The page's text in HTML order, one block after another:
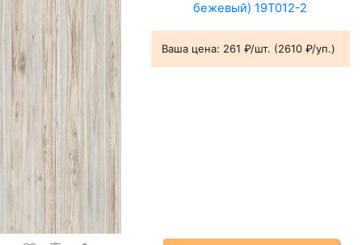
бежевый) 19T012-2
Ваша цена: 261 ₽/шт. (2610 ₽/уп.)